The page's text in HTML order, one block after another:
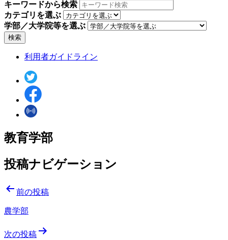
キーワードから検索
カテゴリを選ぶ
学部／大学院等を選ぶ
検索
利用者ガイドライン
教育学部
投稿ナビゲーション
前の投稿
農学部
次の投稿